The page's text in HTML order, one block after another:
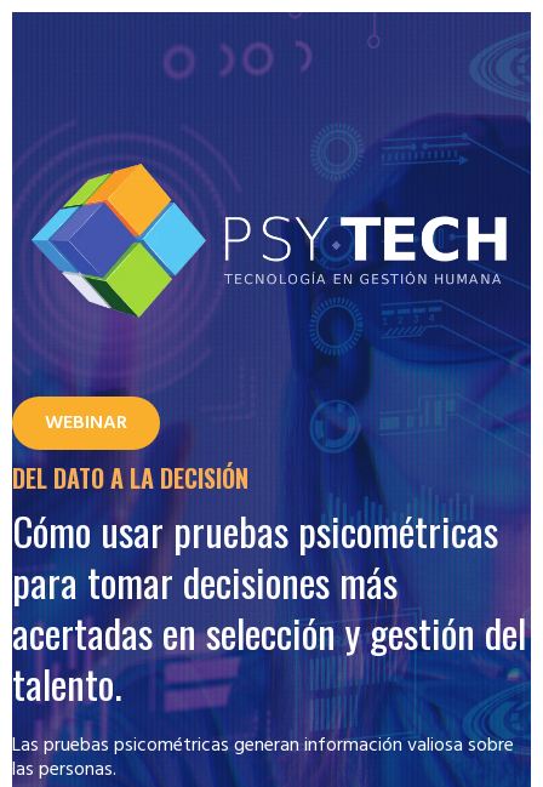
WEBINAR
DEL DATO A LA DECISIÓN
Cómo usar pruebas psicométricas
para tomar decisiones más
acertadas en selección y gestión del
talento.
Las pruebas psicométricas generan información valiosa sobre
las personas.